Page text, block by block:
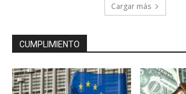
Cargar más
CUMPLIMIENTO